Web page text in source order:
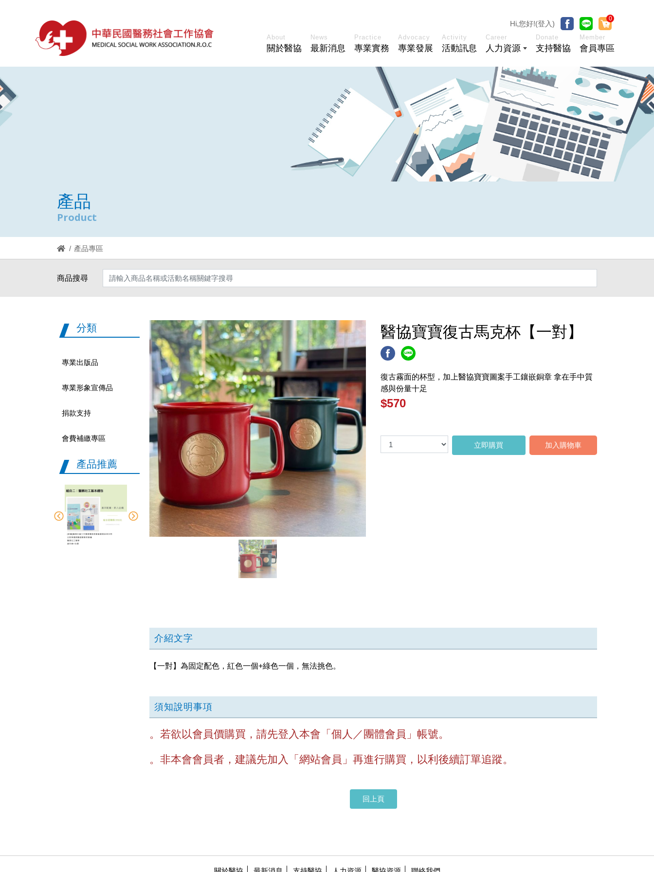
About
關於醫協
News
最新消息
Practice
專業實務
Advocacy
專業發展
Activity
活動訊息
Career
人力資源
Donate
支持醫協
Member
會員專區
Hi,您好!(登入)
0
產品
Product
產品專區
商品搜尋
分類
專業出版品
專業形象宣傳品
捐款支持
會費補繳專區
產品推薦
醫協寶寶復古馬克杯【一對】
復古霧面的杯型，加上醫協寶寶圖案手工鑲嵌銅章 拿在手中質
感與份量十足
$570
立即購買 加入購物車
介紹文字
【一對】為固定配色，紅色一個+綠色一個，無法挑色。
須知說明事項
。若欲以會員價購買，請先登入本會「 個人／團體會員」帳號。
。非本會會員者，建議先加入「網站會員」再進行購買，以利後續訂單追蹤。
回上頁